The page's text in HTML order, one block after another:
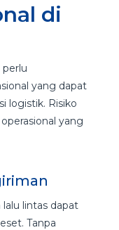
di
perlu
yang dapat
logistik. Risiko
yang
lintas dapat
Tanpa